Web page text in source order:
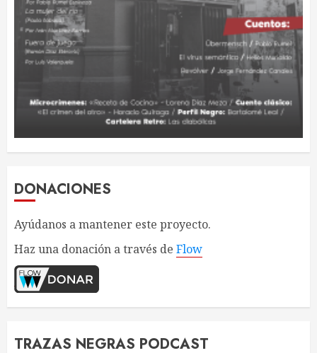
DONACIONES
Ayúdanos a mantener este proyecto.
Haz una donación a través de Flow
TRAZAS NEGRAS PODCAST